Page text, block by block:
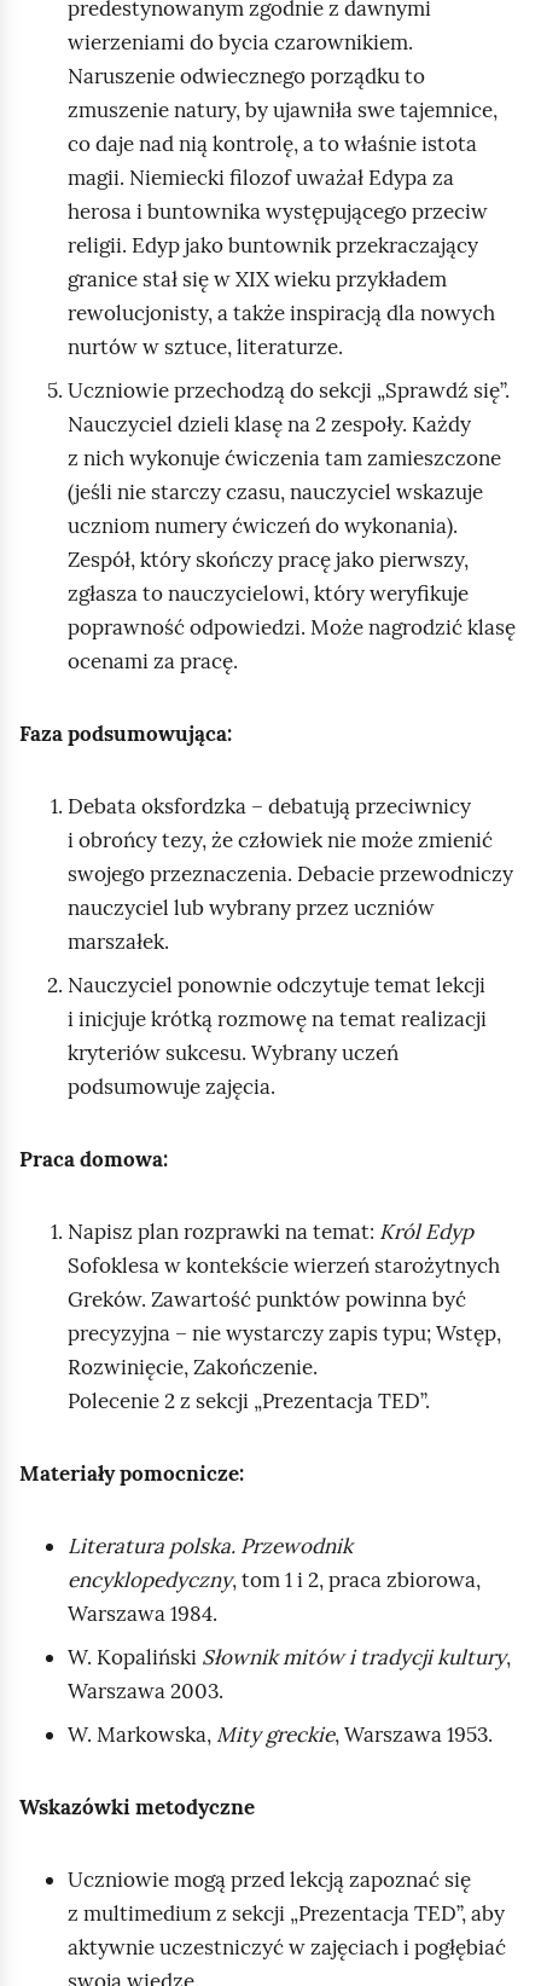
predestynowanym zgodnie z dawnymi
wierzeniami do bycia czarownikiem.
Naruszenie odwiecznego porządku to
zmuszenie natury, by ujawniła swe tajemnice,
co daje nad nią kontrolę, a to właśnie istota
magii. Niemiecki filozof uważał Edypa za
herosa i buntownika występującego przeciw
religii. Edyp jako buntownik przekraczający
granice stał się w XIX wieku przykładem
rewolucjonisty, a także inspiracją dla nowych
nurtów w sztuce, literaturze.
Uczniowie przechodzą do sekcji „Sprawdź się”.
Nauczyciel dzieli klasę na 2 zespoły. Każdy
z nich wykonuje ćwiczenia tam zamieszczone
(jeśli nie starczy czasu, nauczyciel wskazuje
uczniom numery ćwiczeń do wykonania).
Zespół, który skończy pracę jako pierwszy,
zgłasza to nauczycielowi, który weryfikuje
poprawność odpowiedzi. Może nagrodzić klasę
ocenami za pracę.
Faza podsumowująca:
Debata oksfordzka – debatują przeciwnicy
i obrońcy tezy, że człowiek nie może zmienić
swojego przeznaczenia. Debacie przewodniczy
nauczyciel lub wybrany przez uczniów
marszałek.
Nauczyciel ponownie odczytuje temat lekcji
i inicjuje krótką rozmowę na temat realizacji
kryteriów sukcesu. Wybrany uczeń
podsumowuje zajęcia.
Praca domowa:
Napisz plan rozprawki na temat: Król Edyp
Sofoklesa w kontekście wierzeń starożytnych
Greków. Zawartość punktów powinna być
precyzyjna – nie wystarczy zapis typu; Wstęp,
Rozwinięcie, Zakończenie.
Polecenie 2 z sekcji „Prezentacja TED”.
Materiały pomocnicze:
Literatura polska. Przewodnik
encyklopedyczny, tom 1 i 2, praca zbiorowa,
Warszawa 1984.
W. Kopaliński Słownik mitów i tradycji kultury,
Warszawa 2003.
W. Markowska,Mity greckie, Warszawa 1953.
Wskazówki metodyczne
Uczniowie mogą przed lekcją zapoznać się
z multimedium z sekcji „Prezentacja TED”, aby
aktywnie uczestniczyć w zajęciach i pogłębiać